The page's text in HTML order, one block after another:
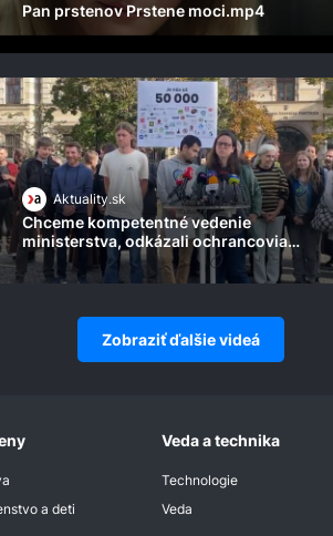
Pan prstenov Prstene moci.mp4
Aktuality.sk
Chceme kompetentné vedenie
ministerstva, odkázali ochrancovia
prírody politikom
Zobraziť ďalšie videá
a deti
Veda a technika
Technologie
Veda